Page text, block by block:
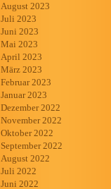
August 2023
Juli 2023
Juni 2023
Mai 2023
April 2023
März 2023
Februar 2023
Januar 2023
Dezember 2022
November 2022
Oktober 2022
September 2022
August 2022
Juli 2022
Juni 2022